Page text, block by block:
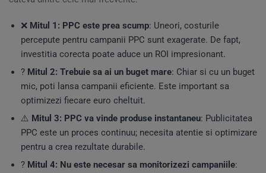
❌ Mitul 1: PPC este prea scump: Uneori, costurile
percepute pentru campanii PPC sunt exagerate. De fapt,
investitia corecta poate aduce un ROI impresionant.
? Mitul 2: Trebuie sa ai un buget mare: Chiar si cu un buget
mic, poti lansa campanii eficiente. Este important sa
optimizezi fiecare euro cheltuit.
⚠️ Mitul 3: PPC va vinde produse instantaneu: Publicitatea
PPC este un proces continuu; necesita atentie si optimizare
pentru a crea rezultate durabile.
? Mitul 4: Nu este necesar sa monitorizezi campaniile: